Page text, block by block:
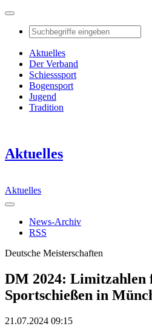
Aktuelles
Der Verband
Schiesssport
Bogensport
Jugend
Tradition
Aktuelles
Aktuelles
News-Archiv
RSS
Deutsche Meisterschaften
DM 2024: Limitzahlen
Sportschießen in
21.07.2024 09:15